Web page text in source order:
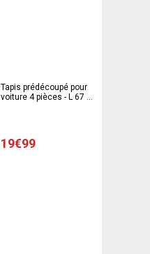
Tapis prédécoupé pour
voiture 4 pièces - L 67 x l
19€99